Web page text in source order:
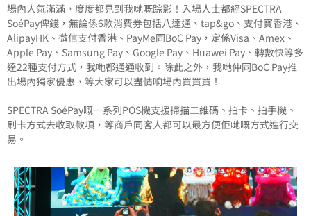
場內人氣滿滿，度度都見到我哋嘅踪影！入場人士都經SPECTRA
SoéPay俾錢，無論係6款消費券包括八達通、tap&go、支付寶香港、
AlipayHK、微信支付香港、PayMe同BoC Pay，定係Visa、Amex、
Apple Pay、Samsung Pay、Google Pay、Huawei Pay、轉數快等多
達22種支付方式，我哋都通通收到。除此之外，我哋仲同BoC Pay推
出場內獨家優惠，等大家可以盡情响場內買買買！
SPECTRA SoéPay嘅一系列POS機支援掃描二維碼、拍卡、拍手機、
刷卡方式去收取款項，等商戶同客人都可以最方便佢哋嘅方式進行交
易。